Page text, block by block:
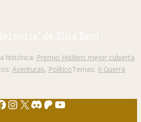
norte" de Elisa Beni
histórica: Premio Hislibris mejor cubierta
Aventuras, PolíticoTemas: II Guerra
Instagram
X Discord
Patreon
YouTube